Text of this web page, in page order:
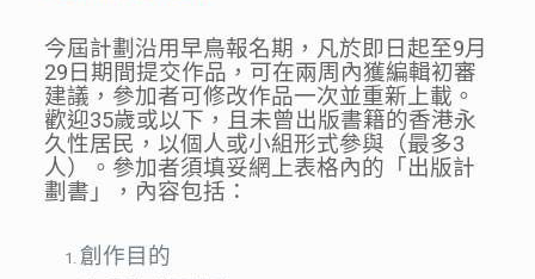
今屆計劃沿用早鳥報名期，凡於即日起至9月
29日期間提交作品，可在兩周內獲編輯初審
建議，參加者可修改作品一次並重新上載。
歡迎35歲或以下，且未曾出版書籍的香港永
久性居民，以個人或小組形式參與（最多3
人）。參加者須填妥網上表格內的「出版計
劃書」，內容包括：
創作目的